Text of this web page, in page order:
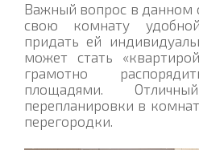
Важный вопрос в данном
свою комнату
придать ей
может стать
грамотно
площадями.
перепланировки в
перегородки.